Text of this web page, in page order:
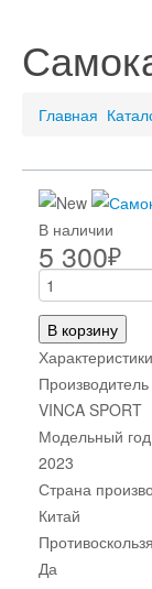
Главная
В наличии
5 300₽
В корзину
Характеристики
Производитель
VINCA SPORT
Модельный год
2023
Страна
Китай
Да